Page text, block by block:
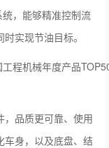
，能够精准控制流
实现节油目标。
，品质更可靠、使用
车身，以及底盘、结